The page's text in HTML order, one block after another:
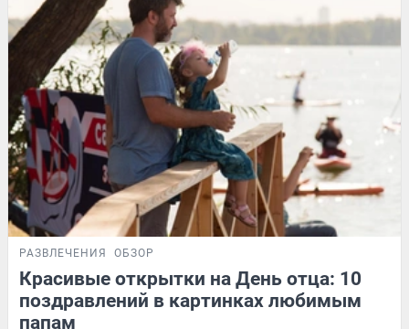
РАЗВЛЕЧЕНИЯ ОБЗОР
Красивые открытки на День отца: 10
поздравлений в картинках любимым
папам